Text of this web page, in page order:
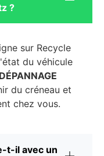
?
sur Recycle
du véhicule
du créneau et
chez vous.
t-il avec un